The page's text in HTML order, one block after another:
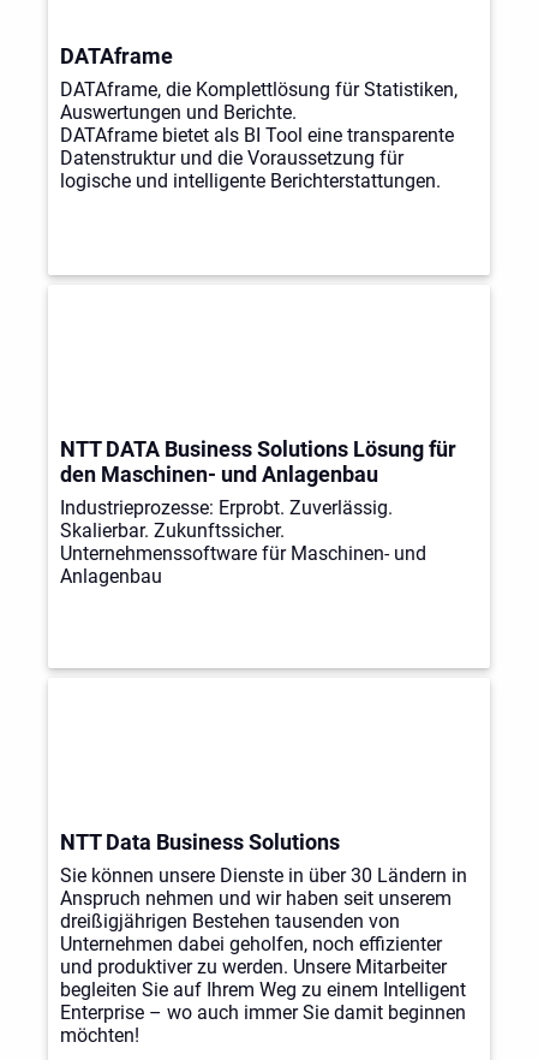
DATAframe
DATAframe, die Komplettlösung für Statistiken,
Auswertungen und Berichte.
DATAframe bietet als BI Tool eine transparente
Datenstruktur und die Voraussetzung für
logische und intelligente Berichterstattungen.
NTT DATA Business Solutions Lösung für
den Maschinen- und Anlagenbau
Industrieprozesse: Erprobt. Zuverlässig.
Skalierbar. Zukunftssicher.
Unternehmenssoftware für Maschinen- und
Anlagenbau
NTT Data Business Solutions
Sie können unsere Dienste in über 30 Ländern in
Anspruch nehmen und wir haben seit unserem
dreißigjährigen Bestehen tausenden von
Unternehmen dabei geholfen, noch effizienter
und produktiver zu werden. Unsere Mitarbeiter
begleiten Sie auf Ihrem Weg zu einem Intelligent
Enterprise – wo auch immer Sie damit beginnen
möchten!